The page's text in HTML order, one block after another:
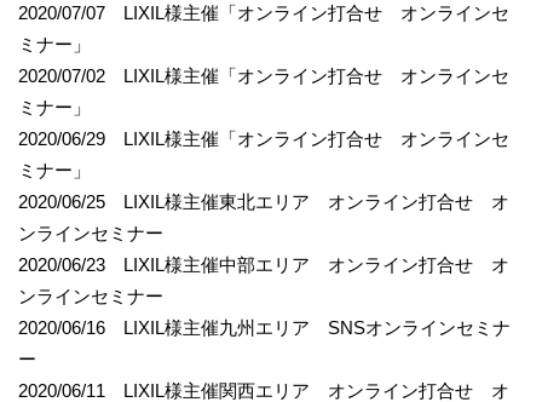
2020/07/07 LIXIL様主催「オンライン打合せ オンラインセ
ミナー」
2020/07/02 LIXIL様主催「オンライン打合せ オンラインセ
ミナー」
2020/06/29 LIXIL様主催「オンライン打合せ オンラインセ
ミナー」
2020/06/25 LIXIL様主催東北エリア オンライン打合せ オ
ンラインセミナー
2020/06/23 LIXIL様主催中部エリア オンライン打合せ オ
ンラインセミナー
2020/06/16 LIXIL様主催九州エリア SNSオンラインセミナ
ー
2020/06/11 LIXIL様主催関西エリア オンライン打合せ オ